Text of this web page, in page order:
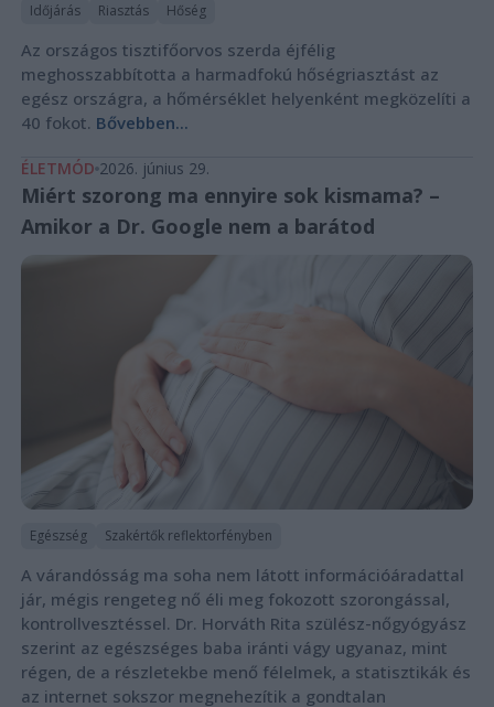
Időjárás Riasztás Hőség
Az országos tisztifőorvos szerda éjfélig
meghosszabbította a harmadfokú hőségriasztást az
egész országra, a hőmérséklet helyenként megközelíti a
40 fokot. Bővebben...
ÉLETMÓD 2026. június 29.
Miért szorong ma ennyire sok kismama? –
Amikor a Dr. Google nem a barátod
Egészség Szakértők reflektorfényben
A várandósság ma soha nem látott információáradattal
jár, mégis rengeteg nő éli meg fokozott szorongással,
kontrollvesztéssel. Dr. Horváth Rita szülész-nőgyógyász
szerint az egészséges baba iránti vágy ugyanaz, mint
régen, de a részletekbe menő félelmek, a statisztikák és
az internet sokszor megnehezítik a gondtalan